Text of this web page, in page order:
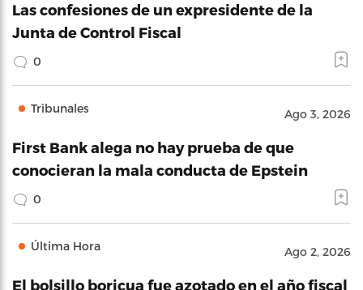
Las confesiones de un expresidente de la
Junta de Control Fiscal
0
Tribunales Ago 3, 2026
First Bank alega no hay prueba de que
conocieran la mala conducta de Epstein
0
Última Hora Ago 2, 2026
El bolsillo boricua fue azotado en el año fiscal